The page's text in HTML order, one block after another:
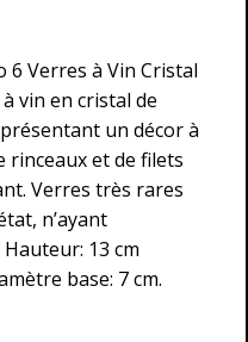
6 Verres à Vin Cristal
vin en cristal de
un décor à
rinceaux et de filets
Verres très rares
n’ayant
13 cm
base: 7 cm.